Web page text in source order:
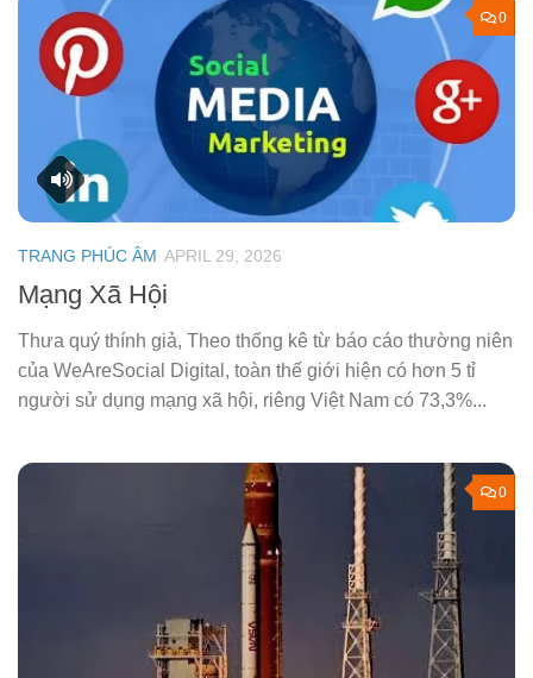
0
TRANG PHÚC ÂM APRIL 29, 2026
Mạng Xã Hội
Thưa quý thính giả, Theo thống kê từ báo cáo thường niên
của WeAreSocial Digital, toàn thế giới hiện có hơn 5 tỉ
người sử dụng mạng xã hội, riêng Việt Nam có 73,3%...
0